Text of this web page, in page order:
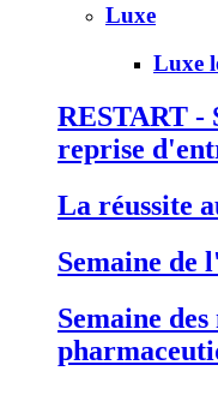
Luxe
Luxe
RESTART -
reprise
La réussite
Semaine de
Semaine